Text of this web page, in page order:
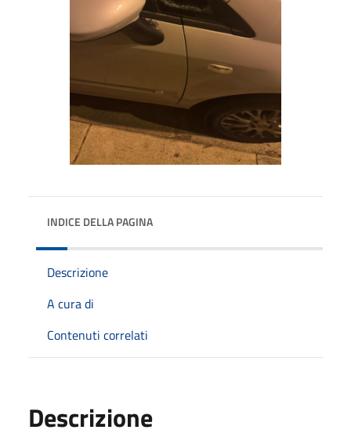
INDICE DELLA PAGINA
Descrizione
A cura di
Contenuti correlati
Descrizione